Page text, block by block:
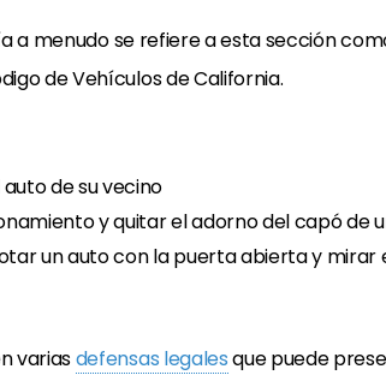
a menudo se refiere a esta sección
de Vehículos de California.
de su vecino
y quitar el adorno del capó de
un auto con la puerta abierta y mirar
variasdefensas legalesque puede